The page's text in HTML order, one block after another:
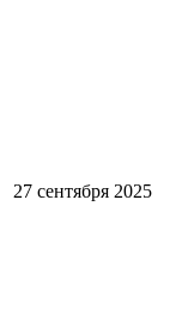
27 сентября 2025